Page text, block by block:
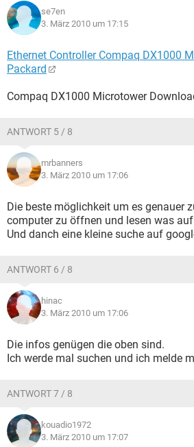
se7en
3. März 2010 um 17:15
Ethernet Controller Compaq DX1000
Packard
Compaq DX1000 Microtower
ANTWORT 5 / 8
mrbanners
3. März 2010 um 17:06
Die beste möglichkeit um es genauer
computer zu öffnen und lesen was
Und danch eine kleine suche auf
ANTWORT 6 / 8
hinac
3. März 2010 um 17:06
Die infos genügen die oben sind.
Ich werde mal suchen und ich melde
ANTWORT 7 / 8
kouadio1972
3. März 2010 um 17:07